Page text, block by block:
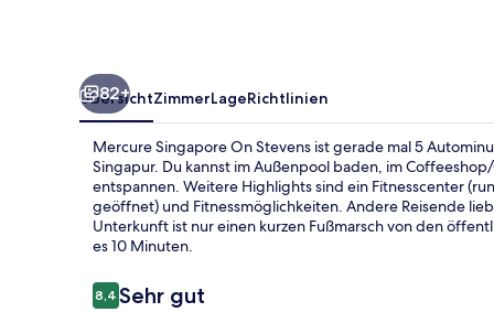
82+
ÜbersichtZimmerLageRichtlinien
Mercure Singapore On Stevens ist gerade mal 5
Singapur. Du kannst im Außenpool baden, im
entspannen. Weitere Highlights sind ein Fitnesscenter
geöffnet) und Fitnessmöglichkeiten. Andere Reisende
Unterkunft ist nur einen kurzen Fußmarsch von den
es 10 Minuten.
Bewertungen
8,48,4 von 10.
Sehr gut